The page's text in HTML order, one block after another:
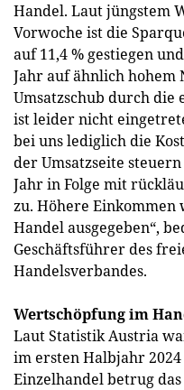
Handel. Laut jüngstem
Vorwoche ist die
auf 11,4 % gestiegen
Jahr auf ähnlich hohem
Umsatzschub durch die
ist leider nicht
bei uns lediglich die
der Umsatzseite
Jahr in Folge mit
zu. Höhere
Handel ausgegeben“,
Geschäftsführer des
Handelsverbandes.
Wertschöpfung im
Laut Statistik Austria
im ersten Halbjahr
Einzelhandel betrug